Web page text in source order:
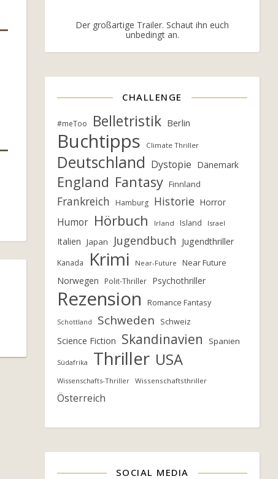
Der großartige Trailer. Schaut ihn euch
unbedingt an.
CHALLENGE
#meToo Belletristik Berlin
Buchtipps Climate Thriller
Deutschland Dystopie Dänemark
England Fantasy Finnland
Frankreich Hamburg Historie Horror
Humor Hörbuch Irland Island Israel
Italien Japan Jugendbuch Jugendthriller
Kanada Krimi Near-Future Near Future
Norwegen Polit-Thriller Psychothriller
Rezension Romance Fantasy
Schottland Schweden Schweiz
Science Fiction Skandinavien Spanien
Südafrika Thriller USA
Wissenschafts-Thriller Wissenschaftsthriller
Österreich
SOCIAL MEDIA